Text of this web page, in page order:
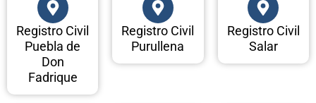
Registro Civil
Puebla de
Don
Fadrique
Registro Civil
Purullena
Registro Civil
Salar